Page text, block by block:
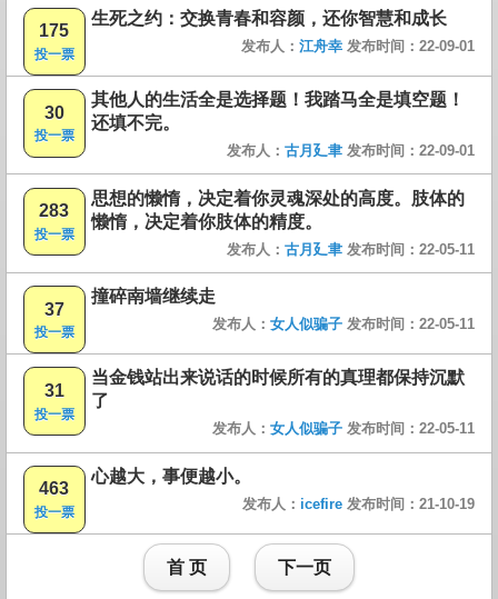
175
投一票
生死之约：交换青春和容颜，还你智慧和成长
发布人： 江舟幸 发布时间：22-09-01
30
投一票
其他人的生活全是选择题！我踏马全是填空题！
还填不完。
发布人： 古月廴聿 发布时间：22-09-01
283
投一票
思想的懒惰，决定着你灵魂深处的高度。肢体的
懒惰，决定着你肢体的精度。
发布人： 古月廴聿 发布时间：22-05-11
37
投一票
撞碎南墙继续走
发布人： 女人似骗子 发布时间：22-05-11
31
投一票
当金钱站出来说话的时候所有的真理都保持沉默
了
发布人： 女人似骗子 发布时间：22-05-11
463
投一票
心越大，事便越小。
发布人： icefire 发布时间：21-10-19
首 页 下一页